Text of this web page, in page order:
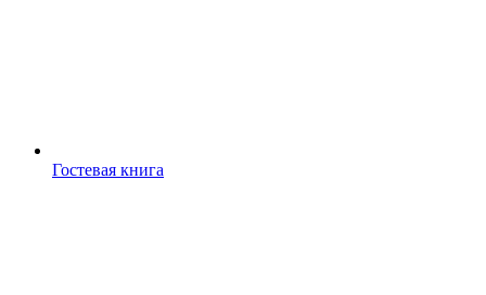
Гостевая книга